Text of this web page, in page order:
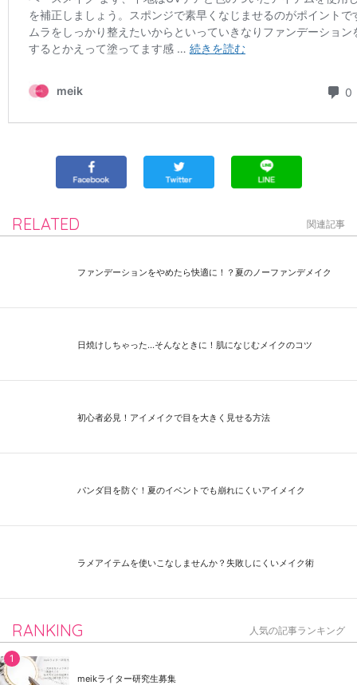
RELATED 関連記事
ファンデーションをやめたら快適に！？夏のノーファンデメイク
日焼けしちゃった...そんなときに！肌になじむメイクのコツ
初心者必見！アイメイクで目を大きく見せる方法
パンダ目を防ぐ！夏のイベントでも崩れにくいアイメイク
ラメアイテムを使いこなしませんか？失敗しにくいメイク術
RANKING 人気の記事ランキング
meikライター研究生募集